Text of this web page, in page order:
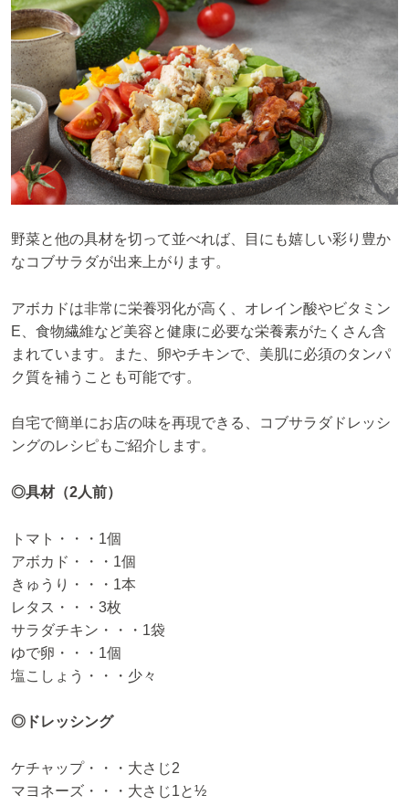
野菜と他の具材を切って並べれば、目にも嬉しい彩り豊か
なコブサラダが出来上がります。
アボカドは非常に栄養羽化が高く、オレイン酸やビタミン
E、食物繊維など美容と健康に必要な栄養素がたくさん含
まれています。また、卵やチキンで、美肌に必須のタンパ
ク質を補うことも可能です。
自宅で簡単にお店の味を再現できる、コブサラダドレッシ
ングのレシピもご紹介します。
◎具材（2人前）
トマト・・・1個
アボカド・・・1個
きゅうり・・・1本
レタス・・・3枚
サラダチキン・・・1袋
ゆで卵・・・1個
塩こしょう・・・少々
◎ドレッシング
ケチャップ・・・大さじ2
マヨネーズ・・・大さじ1と½